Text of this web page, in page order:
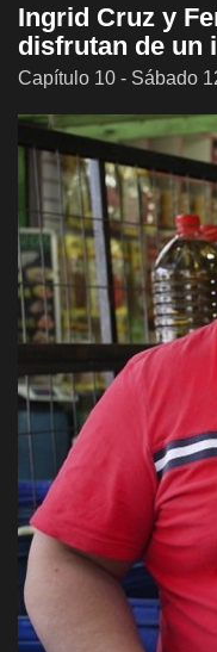
Ingrid Cruz y
disfrutan de un
Capítulo 10 - Sábado